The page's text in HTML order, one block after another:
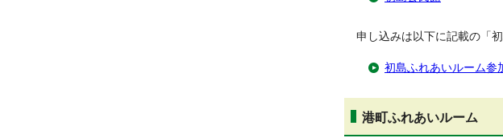
申し込みは以下に記載の「
初島ふれあいルーム参
港町ふれあいルーム